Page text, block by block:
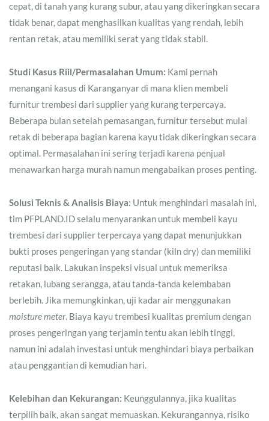
cepat, di tanah yang kurang subur, atau yang dikeringkan secara
tidak benar, dapat menghasilkan kualitas yang rendah, lebih
rentan retak, atau memiliki serat yang tidak stabil.
Studi Kasus Riil/Permasalahan Umum: Kami pernah
menangani kasus di Karanganyar di mana klien membeli
furnitur trembesi dari supplier yang kurang terpercaya.
Beberapa bulan setelah pemasangan, furnitur tersebut mulai
retak di beberapa bagian karena kayu tidak dikeringkan secara
optimal. Permasalahan ini sering terjadi karena penjual
menawarkan harga murah namun mengabaikan proses penting.
Solusi Teknis & Analisis Biaya: Untuk menghindari masalah ini,
tim PFPLAND.ID selalu menyarankan untuk membeli kayu
trembesi dari supplier terpercaya yang dapat menunjukkan
bukti proses pengeringan yang standar (kiln dry) dan memiliki
reputasi baik. Lakukan inspeksi visual untuk memeriksa
retakan, lubang serangga, atau tanda-tanda kelembaban
berlebih. Jika memungkinkan, uji kadar air menggunakan
moisture meter. Biaya kayu trembesi kualitas premium dengan
proses pengeringan yang terjamin tentu akan lebih tinggi,
namun ini adalah investasi untuk menghindari biaya perbaikan
atau penggantian di kemudian hari.
Kelebihan dan Kekurangan: Keunggulannya, jika kualitas
terpilih baik, akan sangat memuaskan. Kekurangannya, risiko